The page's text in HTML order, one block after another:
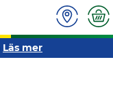
Läs mer